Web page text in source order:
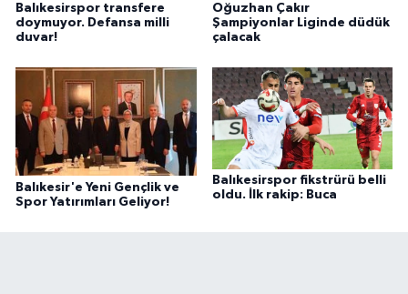
Balıkesirspor transfere
doymuyor. Defansa milli
duvar!
Oğuzhan Çakır
Şampiyonlar Liginde düdük
çalacak
Balıkesir'e Yeni Gençlik ve
Spor Yatırımları Geliyor!
Balıkesirspor fikstrürü belli
oldu. İlk rakip: Buca